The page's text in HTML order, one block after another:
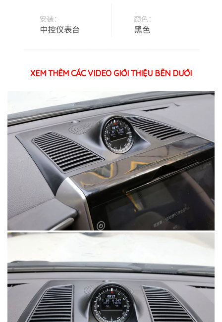
XEM THÊM CÁC VIDEO GIỚI THIỆU BÊN DƯỚI